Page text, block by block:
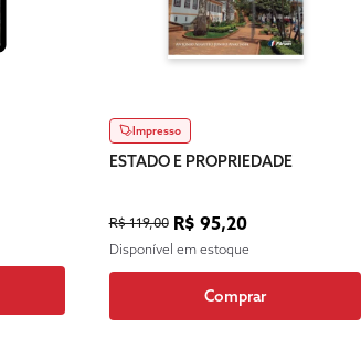
Impresso
ESTADO E PROPRIEDADE
R$ 119,00 R$ 95,20
Disponível em estoque
Comprar